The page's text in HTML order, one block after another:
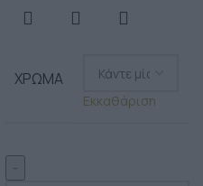
ΧΡΏΜΑ
Εκκαθάριση